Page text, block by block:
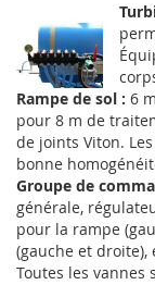
Rampe de sol : 6
pour 8 m de
de joints Viton.
bonne
Groupe de
générale,
pour la rampe
(gauche et droite),
Toutes les vannes